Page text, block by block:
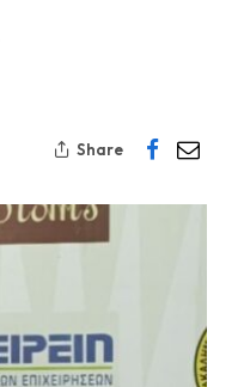
Share